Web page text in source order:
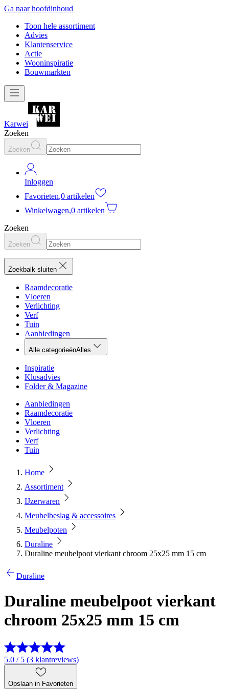
Ga naar hoofdinhoud
Toon hele assortiment
Advies
Klantenservice
Actie
Wooninspiratie
Bouwmarkten
Karwei
Zoeken
Zoeken
Inloggen
Favorieten,0 artikelen
Winkelwagen,0 artikelen
Zoeken
Zoeken
Zoekbalk sluiten
Raamdecoratie
Vloeren
Verlichting
Verf
Tuin
Aanbiedingen
Alle categorieënAlles
Inspiratie
Klusadvies
Folder & Magazine
Aanbiedingen
Raamdecoratie
Vloeren
Verlichting
Verf
Tuin
Home
Assortiment
IJzerwaren
Meubelbeslag & accessoires
Meubelpoten
Duraline
Duraline meubelpoot vierkant chroom 25x25 mm 15 cm
Duraline
Duraline meubelpoot vierkant
chroom 25x25 mm 15 cm
5.0 / 5 (3 klantreviews)
Opslaan in Favorieten